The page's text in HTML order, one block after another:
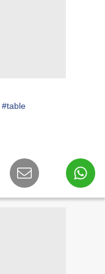
#table